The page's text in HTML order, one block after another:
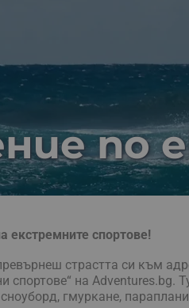
по
екстремните спортове!
страстта си към
спортове“ на
гмуркане,